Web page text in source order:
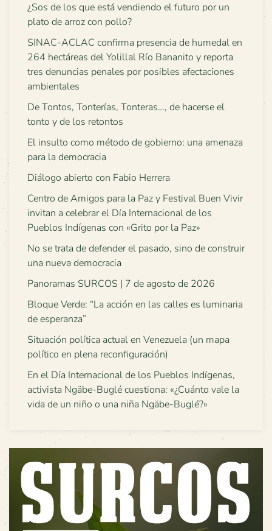
¿Sos de los que está vendiendo el futuro por un
plato de arroz con pollo?
SINAC-ACLAC confirma presencia de humedal en
264 hectáreas del Yolillal Río Bananito y reporta
tres denuncias penales por posibles afectaciones
ambientales
De Tontos, Tonterías, Tonteras…, de hacerse el
tonto y de los retontos
El insulto como método de gobierno: una amenaza
para la democracia
Diálogo abierto con Fabio Herrera
Centro de Amigos para la Paz y Festival Buen Vivir
invitan a celebrar el Día Internacional de los
Pueblos Indígenas con «Grito por la Paz»
No se trata de defender el pasado, sino de construir
una nueva democracia
Panoramas SURCOS | 7 de agosto de 2026
Bloque Verde: “La acción en las calles es luminaria
de esperanza”
Situación política actual en Venezuela (un mapa
político en plena reconfiguración)
En el Día Internacional de los Pueblos Indígenas,
activista Ngäbe-Buglé cuestiona: «¿Cuánto vale la
vida de un niño o una niña Ngäbe-Buglé?»